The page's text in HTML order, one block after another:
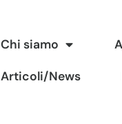
Chi siamo
Articoli/News